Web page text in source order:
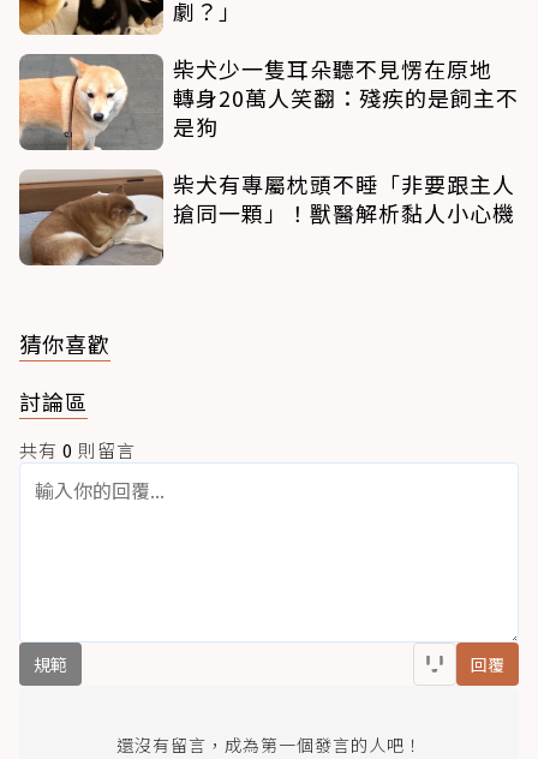
劇？」
柴犬少一隻耳朵聽不見愣在原地
轉身20萬人笑翻：殘疾的是飼主不
是狗
柴犬有專屬枕頭不睡「非要跟主人
搶同一顆」！獸醫解析黏人小心機
猜你喜歡
討論區
共有 0 則留言
規範 回覆
還沒有留言，成為第一個發言的人吧！